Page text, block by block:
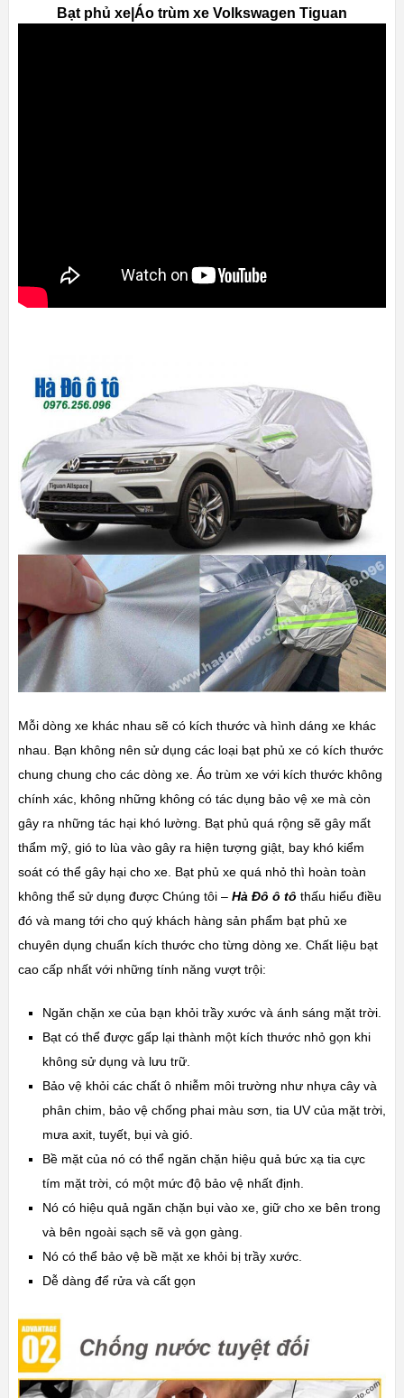
Bạt phủ xe|Áo trùm xe Volkswagen Tiguan
Mỗi dòng xe khác nhau sẽ có kích thước và hình dáng xe khác
nhau. Bạn không nên sử dụng các loại bạt phủ xe có kích thước
chung chung cho các dòng xe. Áo trùm xe với kích thước không
chính xác, không những không có tác dụng bảo vệ xe mà còn
gây ra những tác hại khó lường. Bạt phủ quá rộng sẽ gây mất
thẩm mỹ, gió to lùa vào gây ra hiện tượng giật, bay khó kiểm
soát có thể gây hại cho xe. Bạt phủ xe quá nhỏ thì hoàn toàn
không thể sử dụng được Chúng tôi – Hà Đô ô tô thấu hiểu điều
đó và mang tới cho quý khách hàng sản phẩm bạt phủ xe
chuyên dụng chuẩn kích thước cho từng dòng xe. Chất liệu bạt
cao cấp nhất với những tính năng vượt trội:
Ngăn chặn xe của bạn khỏi trầy xước và ánh sáng mặt trời.
Bạt có thể được gấp lại thành một kích thước nhỏ gọn khi
không sử dụng và lưu trữ.
Bảo vệ khỏi các chất ô nhiễm môi trường như nhựa cây và
phân chim, bảo vệ chống phai màu sơn, tia UV của mặt trời,
mưa axit, tuyết, bụi và gió.
Bề mặt của nó có thể ngăn chặn hiệu quả bức xạ tia cực
tím mặt trời, có một mức độ bảo vệ nhất định.
Nó có hiệu quả ngăn chặn bụi vào xe, giữ cho xe bên trong
và bên ngoài sạch sẽ và gọn gàng.
Nó có thể bảo vệ bề mặt xe khỏi bị trầy xước.
Dễ dàng để rửa và cất gọn